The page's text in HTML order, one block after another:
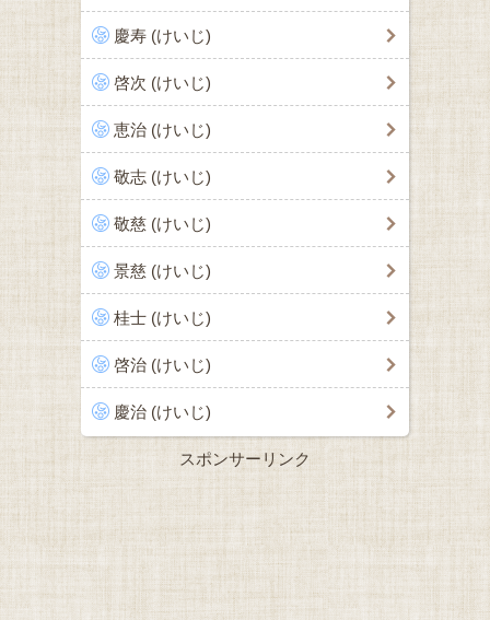
慶寿 (けいじ)
啓次 (けいじ)
恵治 (けいじ)
敬志 (けいじ)
敬慈 (けいじ)
景慈 (けいじ)
桂士 (けいじ)
啓治 (けいじ)
慶治 (けいじ)
スポンサーリンク